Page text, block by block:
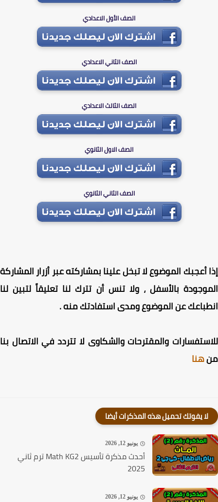
الصف الأول الاعدادي
الصف الثاني الاعدادي
الصف الثالث الاعدادي
الصف الاول الثانوي
الصف الثاني الثانوي
أعجبك الموضوع لا تبخل علينا بمشاركته عبر أزرار المشاركة
بالأسفل ، ولا تنس أن تترك لنا تعليقاً لتبين لنا
عن الموضوع ومدى استفادتك منه .
والمقترحات والشكاوى لا تتردد في الاتصال بنا
هنا
لا يفوتك تحميل هذه المذكرات أيضا
يونيو 12, 2026
أحدث مذكرة تأسيس Math KG2 ترم ثاني
2025
يونيو 12, 2026